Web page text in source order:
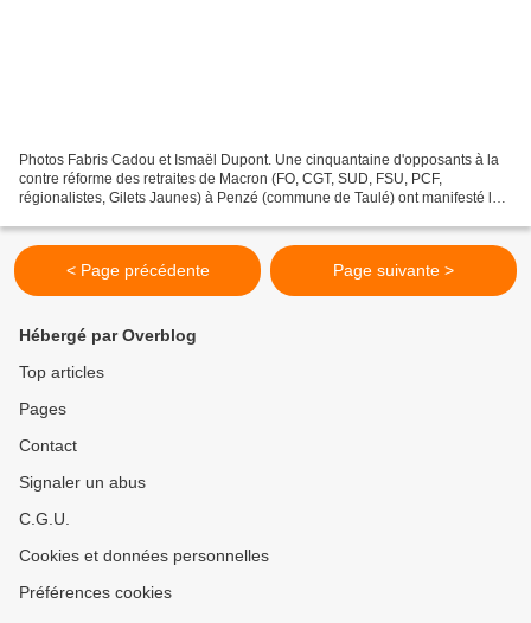
Photos Fabris Cadou et Ismaël Dupont. Une cinquantaine d'opposants à la
contre réforme des retraites de Macron (FO, CGT, SUD, FSU, PCF,
régionalistes, Gilets Jaunes) à Penzé (commune de Taulé) ont manifesté le
< Page précédente Page suivante >
Hébergé par Overblog
Top articles
Pages
Contact
Signaler un abus
C.G.U.
Cookies et données personnelles
Préférences cookies